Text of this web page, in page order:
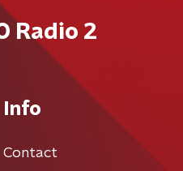
Radio 2
Info
Contact